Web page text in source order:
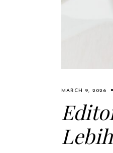
MARCH 9, 2026